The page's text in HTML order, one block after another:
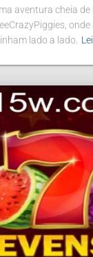
aventura cheia
onde
lado a lado.